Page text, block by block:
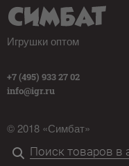
Игрушки оптом
+7 (495) 933 27 02
info@igr.ru
© 2018 «Симбат»